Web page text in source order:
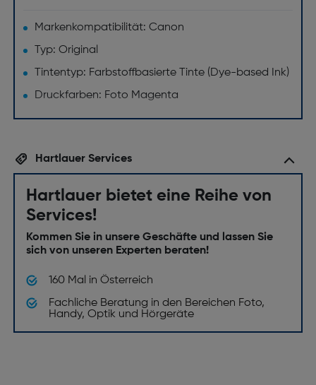
Markenkompatibilität: Canon
Typ: Original
Tintentyp: Farbstoffbasierte Tinte (Dye-based Ink)
Druckfarben: Foto Magenta
Hartlauer Services
Hartlauer bietet eine Reihe von
Services!
Kommen Sie in unsere Geschäfte und lassen Sie
sich von unseren Experten beraten!
160 Mal in Österreich
Fachliche Beratung in den Bereichen Foto,
Handy, Optik und Hörgeräte